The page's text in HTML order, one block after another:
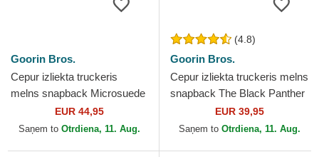
Goorin Bros.
Cepur izliekta truckeris
melns snapback Microsuede
Black Panther The Farm no
Goorin Bros.
EUR 44,95
Saņem to Otrdiena, 11. Aug.
(4.8)
Goorin Bros.
Cepur izliekta truckeris melns
snapback The Black Panther
Core Combo The Farm no
Goorin Bros.
EUR 39,95
Saņem to Otrdiena, 11. Aug.